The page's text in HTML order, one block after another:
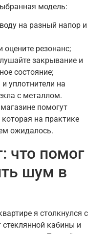
модель:
на разный напор и
оцените резонанс;
закрывание и
состояние;
уплотнители на
с металлом.
помогут
на практике
ожидалось.
что помог
шум в
я столкнулся с
кабины и